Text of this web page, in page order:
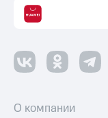
О компании